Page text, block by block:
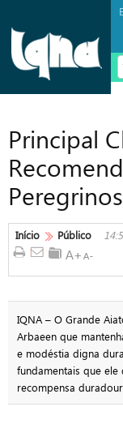
Principal
Início Público
IQNA – O Grande
Arbaeen que
e modéstia digna
fundamentais que
recompensa